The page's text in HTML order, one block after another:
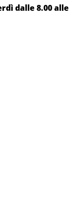
dalle 8.00 alle